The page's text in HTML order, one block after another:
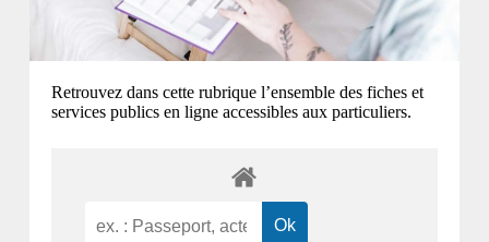
Retrouvez dans cette rubrique l’ensemble des fiches et
services publics en ligne accessibles aux particuliers.